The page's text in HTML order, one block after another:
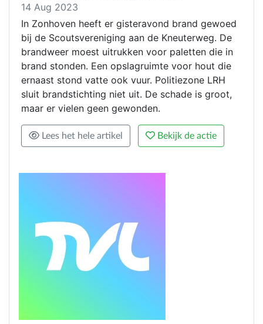
14 Aug 2023
In Zonhoven heeft er gisteravond brand gewoed
bij de Scoutsvereniging aan de Kneuterweg. De
brandweer moest uitrukken voor paletten die in
brand stonden. Een opslagruimte voor hout die
ernaast stond vatte ook vuur. Politiezone LRH
sluit brandstichting niet uit. De schade is groot,
maar er vielen geen gewonden.
Lees het hele artikel Bekijk de actie